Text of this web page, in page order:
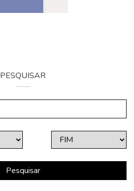
PESQUISAR
Pesquisar